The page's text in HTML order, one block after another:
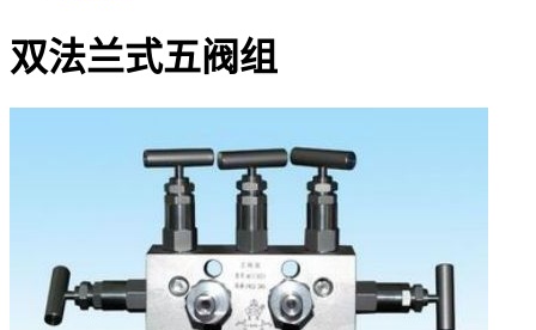
双法兰式五阀组